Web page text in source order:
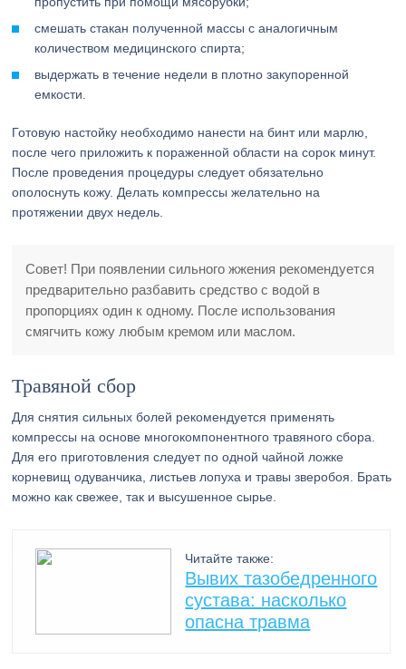
смешать стакан полученной массы с аналогичным
количеством медицинского спирта;
выдержать в течение недели в плотно закупоренной
емкости.
Готовую настойку необходимо нанести на бинт или марлю,
после чего приложить к пораженной области на сорок минут.
После проведения процедуры следует обязательно
ополоснуть кожу. Делать компрессы желательно на
протяжении двух недель.
Совет! При появлении сильного жжения рекомендуется
предварительно разбавить средство с водой в
пропорциях один к одному. После использования
смягчить кожу любым кремом или маслом.
Травяной сбор
Для снятия сильных болей рекомендуется применять
компрессы на основе многокомпонентного травяного сбора.
Для его приготовления следует по одной чайной ложке
корневищ одуванчика, листьев лопуха и травы зверобоя. Брать
можно как свежее, так и высушенное сырье.
Читайте также:
Вывих тазобедренного
сустава: насколько
опасна травма